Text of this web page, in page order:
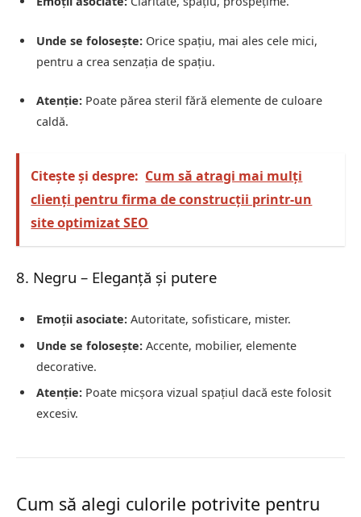
Unde se folosește: Orice spațiu, mai ales cele mici,
pentru a crea senzația de spațiu.
Atenție: Poate părea steril fără elemente de culoare
caldă.
Citește și despre: Cum să atragi mai mulți
clienți pentru firma de construcții printr-un
site optimizat SEO
8. Negru – Eleganță și putere
Emoții asociate: Autoritate, sofisticare, mister.
Unde se folosește: Accente, mobilier, elemente
decorative.
Atenție: Poate micșora vizual spațiul dacă este folosit
excesiv.
Cum să alegi culorile potrivite pentru